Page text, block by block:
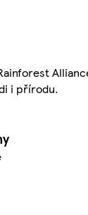
i přírodu.